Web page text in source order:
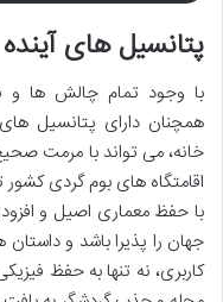
پتانسیل های آینده
با وجود تمام چالش ها و
همچنان دارای پتانسیل
خانه، می تواند با مرمت
اقامتگاه های بوم گردی
با حفظ معماری اصیل و
جهان را پذیرا باشد و
کاربری، نه تنها به حفظ